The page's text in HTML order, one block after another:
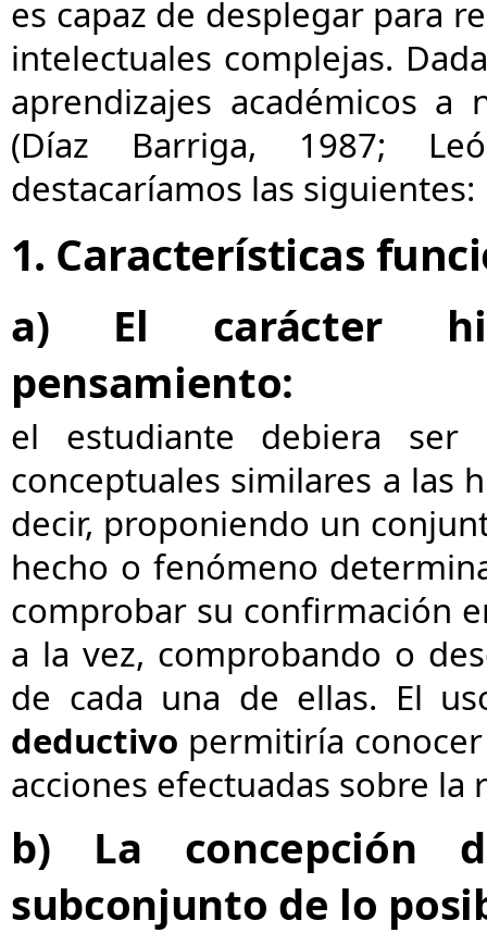
es capaz de desplegar para
intelectuales complejas.
aprendizajes académicos
(Díaz Barriga, 1987;
destacaríamos las siguientes:
1. Características
a) El carácter
pensamiento:
el estudiante debiera ser
conceptuales similares a las
decir, proponiendo un
hecho o fenómeno
comprobar su confirmación
a la vez, comprobando o
de cada una de ellas. El
deductivo permitiría conocer
acciones efectuadas sobre la
b) La concepción
subconjunto de lo